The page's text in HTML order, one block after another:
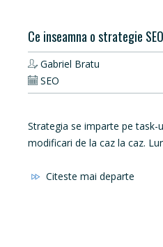
Ce inseamna o strategie
Gabriel Bratu
SEO
Strategia se imparte pe task-
modificari de la caz la caz.
Citeste mai departe